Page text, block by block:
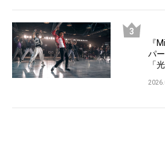
『
パ
「